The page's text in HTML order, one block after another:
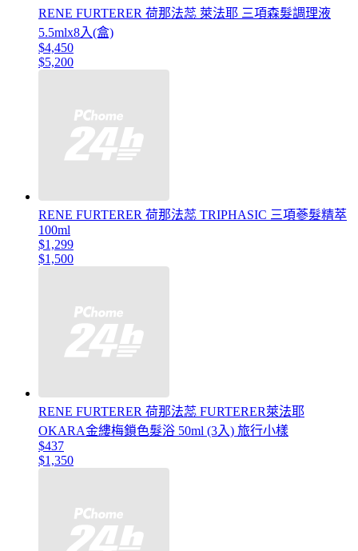
RENE FURTERER 荷那法蕊 萊法耶 三項森髮調理液
5.5mlx8入(盒)
$4,450
$5,200
RENE FURTERER 荷那法蕊 TRIPHASIC 三項蔘髮精萃
100ml
$1,299
$1,500
RENE FURTERER 荷那法蕊 FURTERER萊法耶
OKARA金縷梅鎖色髮浴 50ml (3入) 旅行小樣
$437
$1,350